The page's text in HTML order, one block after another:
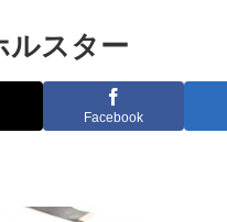
ルスター
Facebook